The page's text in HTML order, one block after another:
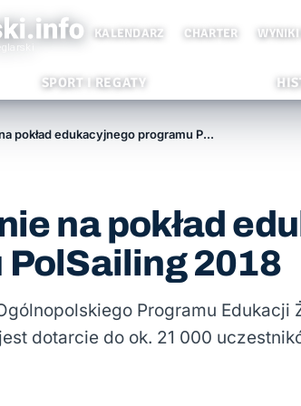
KALENDARZ CHARTER WYNIKI
SPORT I REGATY
Zaproszenie na pokład edukacyjnego programu PolSailing 2018
na pokład
PolSailing 2018
Programu Edukacji
dotarcie do ok. 21 000